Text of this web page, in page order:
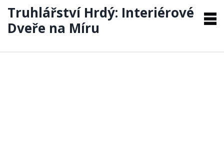
Truhlářství Hrdý: Interiérové
Dveře na Míru